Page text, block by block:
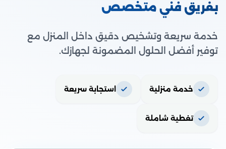
بفريق فني متخصص
خدمة سريعة وتشخيص دقيق داخل المنزل مع
توفير أفضل الحلول المضمونة لجهازك.
خدمة منزلية استجابة سريعة
تغطية شاملة